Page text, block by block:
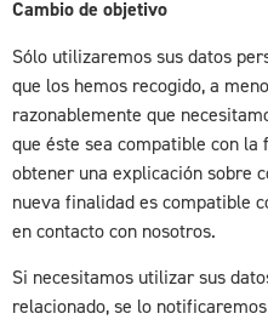
Cambio de objetivo
Sólo utilizaremos sus datos
que los hemos recogido, a
razonablemente que
que éste sea compatible con
obtener una explicación sobre
nueva finalidad es compatible
en contacto con nosotros.
Si necesitamos utilizar sus
relacionado, se lo